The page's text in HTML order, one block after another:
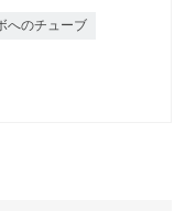
へのチューブ